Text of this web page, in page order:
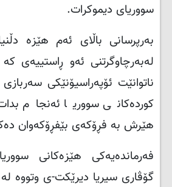
سووریای دیموکرات.
بەرپرسانی باڵای ئەم هێزە
لەبەرچاوگرتنی ئەو ڕاستییەی کە
ناتوانێت ئۆپەراسیۆنێکی
کوردەکانی سووریا ئەنجام
هێرش بە فڕۆکەی بێفڕۆکەوان
فەرماندەیەکی هێزەکانی
گۆڤاری سیریا دیرێکت-ی وتووە